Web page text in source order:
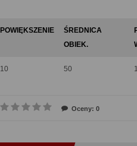
POWIĘKSZENIE
ŚREDNICA
OBIEK.
10 50
Oceny: 0